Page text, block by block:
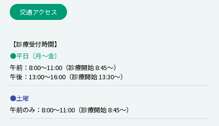
交通アクセス
【診療受付時間】
●平日（月〜金）
午前：8:00～11:00（診療開始 8:45～）
午後：13:00～16:00（診療開始 13:30～）
●土曜
午前のみ：8:00～11:00（診療開始 8:45～）